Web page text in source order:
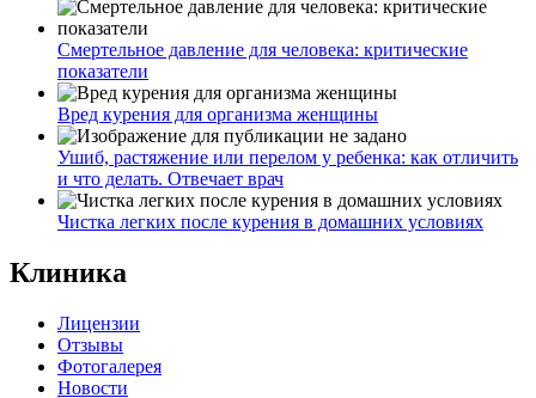
Смертельное давление для человека: критические
показатели
Вред курения для организма женщины
Ушиб, растяжение или перелом у ребенка: как отличить
и что делать. Отвечает врач
Чистка легких после курения в домашних условиях
Клиника
Лицензии
Отзывы
Фотогалерея
Новости